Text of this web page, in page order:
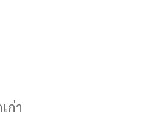
ก่า